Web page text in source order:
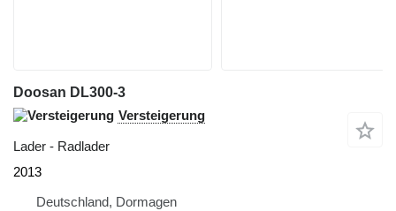
Doosan DL300-3
Versteigerung
Lader - Radlader
2013
Deutschland, Dormagen